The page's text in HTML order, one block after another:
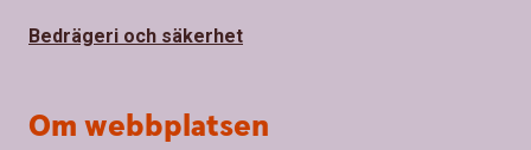
Bedrägeri och säkerhet
Om webbplatsen